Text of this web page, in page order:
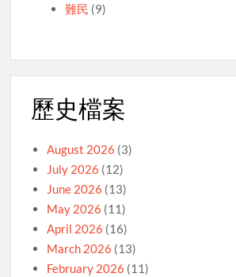
難民 (9)
歷史檔案
August 2026 (3)
July 2026 (12)
June 2026 (13)
May 2026 (11)
April 2026 (16)
March 2026 (13)
February 2026 (11)